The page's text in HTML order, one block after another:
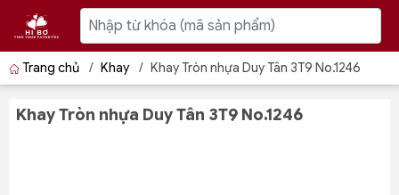
Trang chủ / Khay / Khay Tròn nhựa Duy Tân 3T9 No.1246
Khay Tròn nhựa Duy Tân 3T9 No.1246